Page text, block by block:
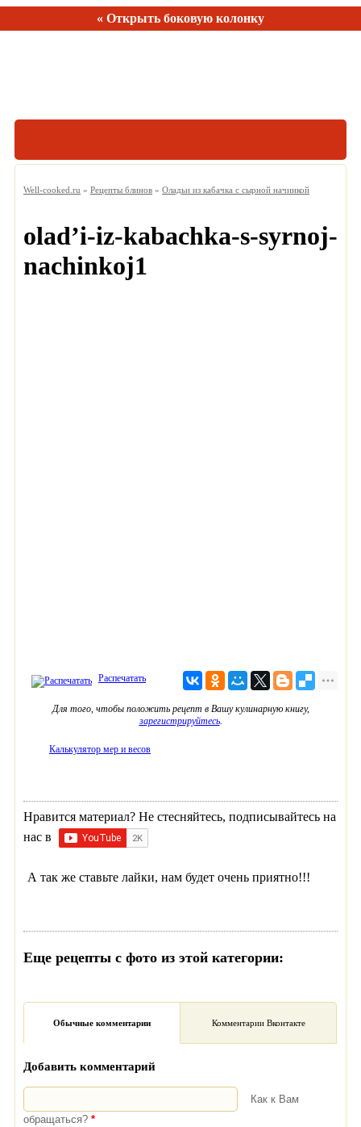
« Открыть боковую колонку
Рецептов:150
Well-cooked.ru » Рецепты блинов » Оладьи из кабачка с сырной начинкой
olad’i-iz-kabachka-s-syrnoj-
nachinkoj1
Распечатать
Для того, чтобы положить рецепт в Вашу кулинарную книгу,
зарегистрируйтесь.
Калькулятор мер и весов
Нравится материал? Не стесняйтесь, подписывайтесь на
нас в
А так же ставьте лайки, нам будет очень приятно!!!
Еще рецепты с фото из этой категории:
Обычные комментарии Комментарии Вконтакте
Добавить комментарий
Как к Вам
обращаться? *